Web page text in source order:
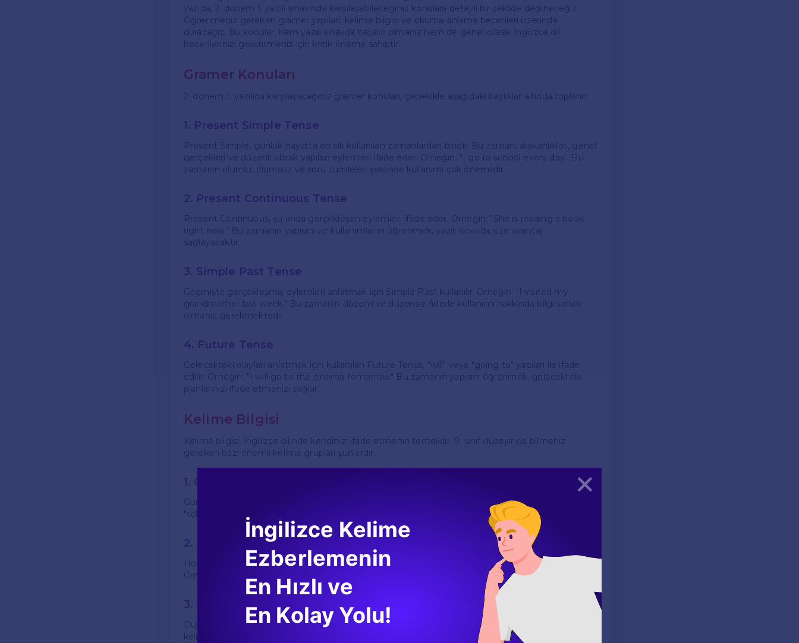
yazıda, 2. dönem 1. yazılı sınavında karşılaşabileceğiniz konulara detaylı bir şekilde değineceğiz.
Öğrenmeniz gereken gramer yapıları, kelime bilgisi ve okuma-anlama becerileri üzerinde
duracağız. Bu konular, hem yazılı sınavda başarılı olmanız hem de genel olarak İngilizce dil
becerilerinizi geliştirmeniz için kritik öneme sahiptir.
Gramer Konuları
2. dönem 1. yazılıda karşılaşacağınız gramer konuları, genellikle aşağıdaki başlıklar altında toplanır:
1. Present Simple Tense
Present Simple, günlük hayatta en sık kullanılan zamanlardan biridir. Bu zaman, alışkanlıkları, genel
gerçekleri ve düzenli olarak yapılan eylemleri ifade eder. Örneğin: "I go to school every day." Bu
zamanın olumlu, olumsuz ve soru cümleleri şeklinde kullanımı çok önemlidir.
2. Present Continuous Tense
Present Continuous, şu anda gerçekleşen eylemleri ifade eder. Örneğin: "She is reading a book
right now." Bu zamanın yapısını ve kullanımlarını öğrenmek, yazılı sınavda size avantaj
sağlayacaktır.
3. Simple Past Tense
Geçmişte gerçekleşmiş eylemleri anlatmak için Simple Past kullanılır. Örneğin: "I visited my
grandmother last week." Bu zamanın düzenli ve düzensiz fiillerle kullanımı hakkında bilgi sahibi
olmanız gerekmektedir.
4. Future Tense
Gelecekteki olayları anlatmak için kullanılan Future Tense, "will" veya "going to" yapıları ile ifade
edilir. Örneğin: "I will go to the cinema tomorrow." Bu zamanın yapısını öğrenmek, gelecekteki
planlarınızı ifade etmenizi sağlar.
Kelime Bilgisi
Kelime bilgisi, İngilizce dilinde kendinizi ifade etmenin temelidir. 9. sınıf düzeyinde bilmeniz
gereken bazı önemli kelime grupları şunlardır:
1. Günlük Hayat
Günlük hayatta sıkça kullanılan kelimeleri öğrenmek, iletişim kurmanız için gereklidir. Örneğin:
"school, home, friend, family" gibi temel kelimeleri bilmek önemlidir.
2. Hobiler ve İlgi Alanları
Hobileriniz ve ilgi alanlarınız hakkında konuşabilmek için bu konudaki kelimeleri öğrenmelisiniz.
Örneğin: "reading, swimming, playing football" gibi kelimeler kullanışlı olacaktır.
3. Duygular ve Hisler
Duygularınızı ifade edebilmek için "happy, sad, excited, bored" gibi kelimeleri bilmek önemlidir. Bu
kelimeleri kullanarak daha etkili bir şekilde kendinizi ifade edebilirsiniz.
Kapat
İngilizce Kelime
Ezberlemenin
En Hızlı ve
En Kolay Yolu!